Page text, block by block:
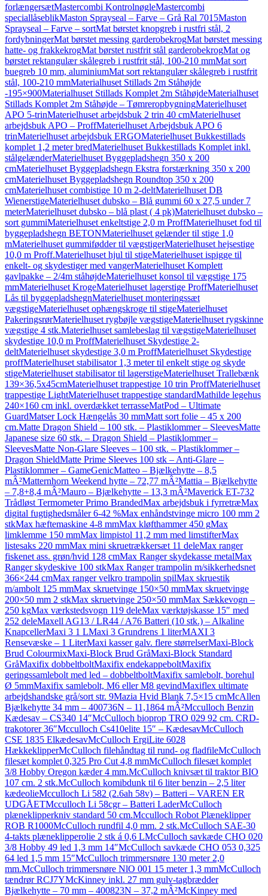
forlængersætMastercombi KontrolnøgleMastercombi
speciallåseblikMaston Sprayseal – Farve – Grå Ral 7015Maston
Sprayseal – Farve – sortMat børstet knopgreb i rustfri stål, 2
fordybningerMat børstet messing garderobekrogMat børstet messing
hatte- og frakkekrogMat børstet rustfrit stål garderobekrogMat og
børstet rektangulær skålegreb i rustfrit stål, 100-210 mmMat sort
buegreb 10 mm, aluminiumMat sort rektangulær skålegreb i rustfrit
stål, 100-210 mmMaterialhuset Stillads 2m Ståhøjde
-195×900Materialhuset Stillads Komplet 2m StåhøjdeMaterialhuset
Stillads Komplet 2m Ståhøjde – TømreropbygningMaterielhuset
APO 5-trinMaterielhuset arbejdsbuk 2 trin 40 cmMaterielhuset
arbejdsbuk APO – ProffMaterielhuset Arbejdsbuk APO 6
trinMaterielhuset arbejdsbuk ERGOMaterielhuset Bukkestillads
komplet 1,2 meter bredMaterielhuset Bukkestillads Komplet inkl.
stålgelænderMaterielhuset Byggepladshegn 350 x 200
cmMaterielhuset Byggepladshegn Ekstra forstærkning 350 x 200
cmMaterielhuset Byggepladshegn Roundtop 350 x 200
cmMaterielhuset combistige 10 m 2-deltMaterielhuset DB
WienerstigeMaterielhuset dubsko – Blå gummi 60 x 27,5 under 7
meterMaterielhuset dubsko – blå plast ( 4 pk)Materielhuset dubsko –
sort gummiMaterielhuset enkeltstige 2,0 m ProffMaterielhuset fod til
byggepladshegn BETONMaterielhuset gelænder til stige 1,0
mMaterielhuset gummifødder til vægstigerMaterielhuset hejsestige
10,0 m Proff.Materielhuset hjul til stigeMaterielhuset ispigge til
enkelt- og skydestiger med vangerMaterielhuset Komplett
gavlpakke – 2/4m ståhøjdeMaterielhuset konsol til vægstige 175
mmMaterielhuset KrogeMaterielhuset lagerstige ProffMaterielhuset
Lås til byggepladshegnMaterielhuset monteringssæt
vægstigeMaterielhuset ophængskroge til stigeMaterielhuset
PakeringsrørMaterielhuset rygbøjle vægstigeMaterielhuset rygskinne
vægstige 4 stk.Materielhuset samlebeslag til vægstigeMaterielhuset
skydestige 10,0 m ProffMaterielhuset Skydestige 2-
deltMaterielhuset skydestige 3,0 m ProffMaterielhuset Skydestige
proffMaterielhuset stabilisator 1,3 meter til enkelt stige og skyde
stigeMaterielhuset stabilisator til lagerstigeMaterielhuset Trallebænk
139×36,5x45cmMaterielhuset trappestige 10 trin ProffMaterielhuset
trappestige LightMaterielhuset trappestige standardMathilde legehus
240×160 cm inkl. overdækket terrasseMatPod – Ultimate
GuardMatser Lock Hængelås 30 mmMatt sort folie – 45 x 200
cm.Matte Dragon Shield – 100 stk. – Plastiklommer – SleevesMatte
Japanese size 60 stk. – Dragon Shield – Plastiklommer –
SleevesMatte Non-Glare Sleeves – 100 stk. – Plastiklommer –
Dragon ShieldMatte Prime Sleeves 100 stk – Anti-Glare –
Plastiklommer – GameGenicMatteo – Bjælkehytte – 8,5
mÂ²Matternhorn Weekend hytte – 72,77 mÂ²Mattia – Bjælkehytte
– 7,8+8,4 mÂ²Mauro – Bjælkehytte – 13,3 mÂ²Maverick ET-732
Trådløst Termometer Primo BrandedMax arbejdsbuk i fyrretræMax
digital fugtighedsmåler 6-42 %Max enhåndstvinge micro 100 mm 2
stkMax hæftemaskine 4-8 mmMax kløfthammer 450 gMax
limklemme 150 mmMax limpistol 11,2 mm med limstifterMax
listesaks 220 mmMax mini skruetrækkersæt 11 deleMax ranger
fiskenet ass. grøn/hvid 128 cmMax Ranger skydekasse metalMax
Ranger skydeskive 100 stkMax Ranger trampolin m/sikkerhedsnet
366×244 cmMax ranger velkro trampolin spilMax skruestik
m/ambolt 125 mmMax skruetvinge 150×50 mmMax skruetvinge
200×50 mm 2 stkMax skruetvinge 250×50 mmMax Sækkevogn –
250 kgMax værkstedsvogn 119 deleMax værktøjskasse 15″ med
252 deleMaxell AG13 / LR44 / A76 Batteri (10 stk.) – Alkaline
KnapcellerMaxi 3 1 LMaxi 3 Grundrens 1 literMAXI 3
Rensevæske – 1 LiterMaxi kasser galv. flere størrelserMaxi-Block
Brud ColourmixMaxi-Block Brud GråMaxi-Block Standard
GråMaxifix dobbeltboltMaxifix endekappeboltMaxifix
geringssamlebolt med led – dobbeltboltMaxifix samlebolt, borehul
Ø 5mmMaxifix samlebolt, M6 eller M8 gevindMaxiflex ultimate
arbejdshandske grå/sort str. 9Mazia Hvid Blank 7,5×15 cmMcAllen
Bjælkehytte 34 mm – 400736N – 11,1864 mÂ²Mcculloch Benzin
Kædesav – CS340 14″McCulloch bioprop TRO 029 92 cm. CRD-
trakotorer 36″Mcculloch Cs410elite 15″ – KædesavMcCulloch
CSE 1835 ElkædesavMcCulloch ErgiLite 6028
HækkeklipperMcCulloch filehåndtag til rund- og fladfileMcCulloch
filesæt komplet 0,325 Pro Cut 4,8 mmMcCulloch filesæt komplet
3/8 Hobby Oregon kæder 4 mm.McCulloch knivsæt til traktor BIO
107 cm. 2 stk.McCulloch komibdunk til 6 liter benzin – 2,5 liter
kædeolieMcculloch Li 582 (2.6ah 58v) – Batteri – VAREN ER
UDGÅETMcculloch Li 58cgr – Batteri LaderMcCulloch
plæneklipperkniv standard 50 cm.Mcculloch Robot Plæneklipper
ROB R1000McCulloch rundfil 4,0 mm. 2 stk.McCulloch SAE-30
4-takts plæneklipperolie 2 stk á 0,6 LMcCulloch savkæde CHO 020
3/8 Hobby 49 led 1,3 mm 14″McCulloch savkæde CHO 053 0,325
64 led 1,5 mm 15″McCulloch trimmersnøre 130 meter 2,0
mm.McCulloch trimmersnøre NlO 001 15 meter 1,3 mmMcCulloch
tændrør RCJ7YMcKinney inkl. 27 mm gulv-tagbrædder
Bjælkehytte – 70 mm – 400823N – 37,2 mÂ²McKinney med